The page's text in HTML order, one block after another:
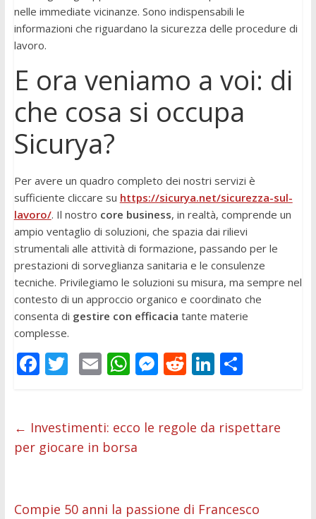
nelle immediate vicinanze. Sono indispensabili le
informazioni che riguardano la sicurezza delle procedure di
lavoro.
E ora veniamo a voi: di
che cosa si occupa
Sicurya?
Per avere un quadro completo dei nostri servizi è
sufficiente cliccare su https://sicurya.net/sicurezza-sul-
lavoro/. Il nostro core business, in realtà, comprende un
ampio ventaglio di soluzioni, che spazia dai rilievi
strumentali alle attività di formazione, passando per le
prestazioni di sorveglianza sanitaria e le consulenze
tecniche. Privilegiamo le soluzioni su misura, ma sempre nel
contesto di un approccio organico e coordinato che
consenta di gestire con efficacia tante materie
complesse.
F
b
o
k
T
er
E
l
W
s
A
p
M
e
er
R
di
Li
e
C
di
← Investimenti: ecco le regole da rispettare
per giocare in borsa
Compie 50 anni la passione di Francesco